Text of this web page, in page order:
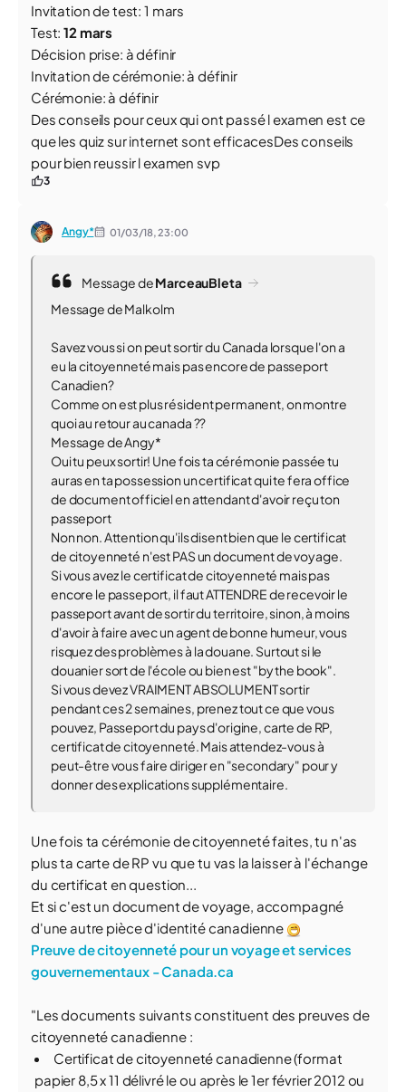
Invitation de test: 1 mars
Test:12 mars
Décision prise: à définir
Invitation de cérémonie: à définir
Cérémonie: à définir
Des conseils pour ceux qui ont passé l examen est ce
que les quiz sur internet sont efficacesDes conseils
pour bien reussir l examen svp
3
Angy* 01/03/18,23:00
Message deMarceauBleta
Message de Malkolm
Savez vous si on peut sortir du Canada lorsque l'on a
eu la citoyenneté mais pas encore de passeport
Canadien?
Comme on est plus résident permanent, on montre
quoi au retour au canada ??
Message de Angy*
Oui tu peux sortir! Une fois ta cérémonie passée tu
auras en ta possession un certificat qui te fera office
de document officiel en attendant d'avoir reçu ton
passeport
Non non. Attention qu'ils disent bien que le certificat
de citoyenneté n'est PAS un document de voyage.
Si vous avez le certificat de citoyenneté mais pas
encore le passeport, il faut ATTENDRE de recevoir le
passeport avant de sortir du territoire, sinon, à moins
d'avoir à faire avec un agent de bonne humeur, vous
risquez des problèmes à la douane. Surtout si le
douanier sort de l'école ou bien est "by the book".
Si vous devez VRAIMENT ABSOLUMENT sortir
pendant ces 2 semaines, prenez tout ce que vous
pouvez, Passeport du pays d'origine, carte de RP,
certificat de citoyenneté. Mais attendez-vous à
peut-être vous faire diriger en "secondary" pour y
donner des explications supplémentaire.
Une fois ta cérémonie de citoyenneté faites, tu n'as
plus ta carte de RP vu que tu vas la laisser à l'échange
du certificat en question...
Et si c'est un document de voyage, accompagné
d'une autre pièce d'identité canadienne
Preuve de citoyenneté pour un voyage et services
gouvernementaux - Canada.ca
"Les documents suivants constituent des preuves de
citoyenneté canadienne :
Certificat de citoyenneté canadienne (format
papier 8,5 x 11 délivré le ou après le 1er février 2012 ou